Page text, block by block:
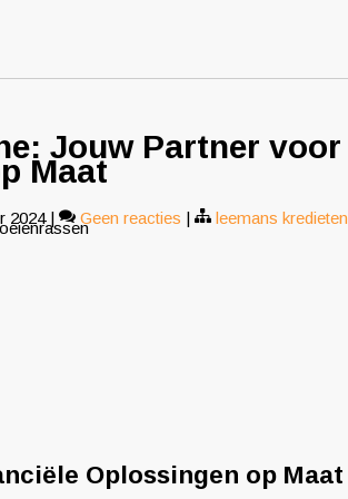
Jouw Partner voor
Maat
2024 | Geen reacties | leemans kredieten
Oplossingen op Maat